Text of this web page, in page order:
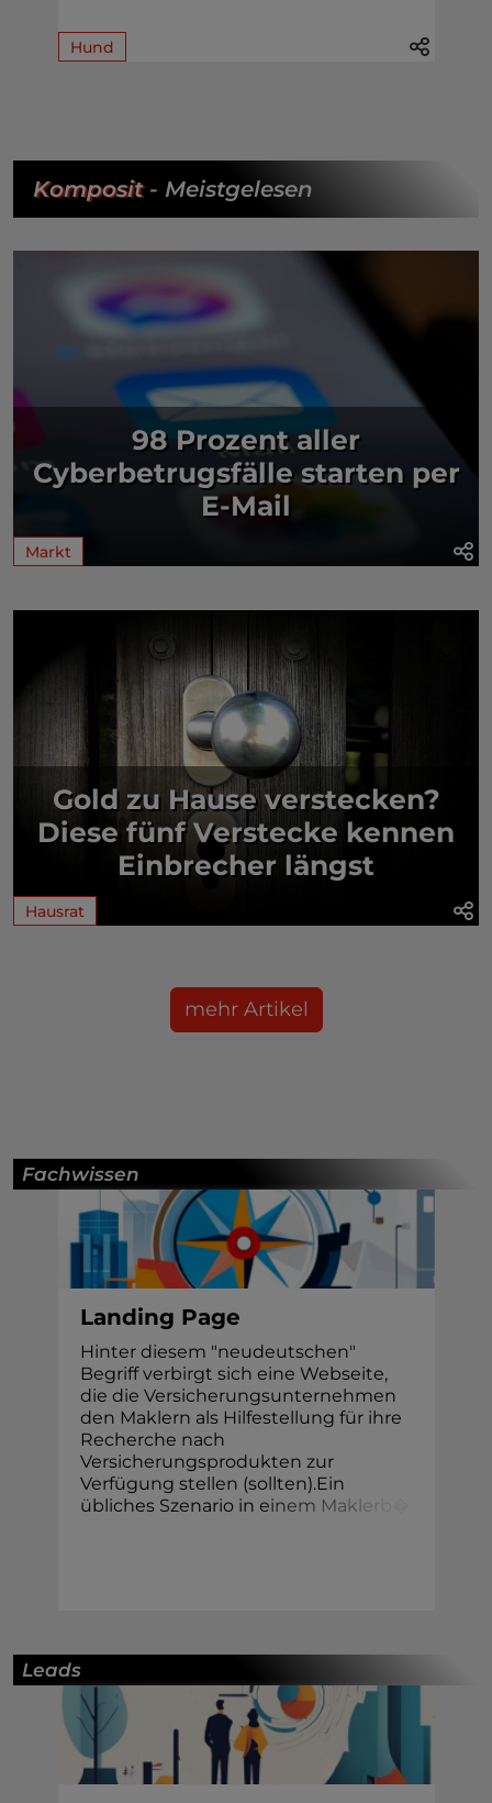
Hund
Komposit- Meistgelesen
98 Prozent aller
Cyberbetrugsfälle starten per
E-Mail
Markt
Gold zu Hause verstecken?
Diese fünf Verstecke kennen
Einbrecher längst
Hausrat
mehr Artikel
Fachwissen
Landing Page
Hinter diesem "neudeutschen"
Begriff verbirgt sich eine Webseite,
die die Versicherungsunternehmen
den Maklern als Hilfestellung für ihre
Recherche nach
Versicherungsprodukten zur
Verfügung stellen (sollten).Ein
übliches Szenario in einem Makler
Leads